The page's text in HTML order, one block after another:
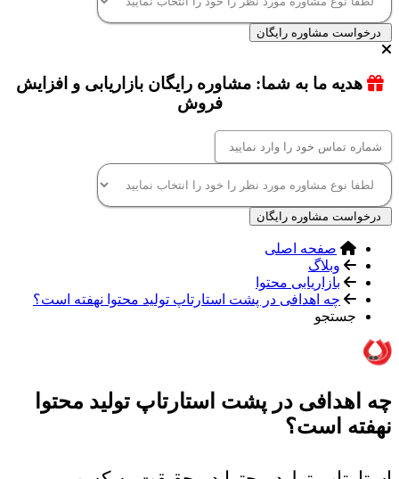
درخواست مشاوره رایگان
هدیه ما به شما: مشاوره رایگان بازاریابی و افزایش
فروش
درخواست مشاوره رایگان
صفحه اصلی
وبلاگ
بازاریابی محتوا
چه اهدافی در پشت استارتاپ تولید محتوا نهفته است؟
جستجو
چه اهدافی در پشت استارتاپ تولید محتوا
نهفته است؟